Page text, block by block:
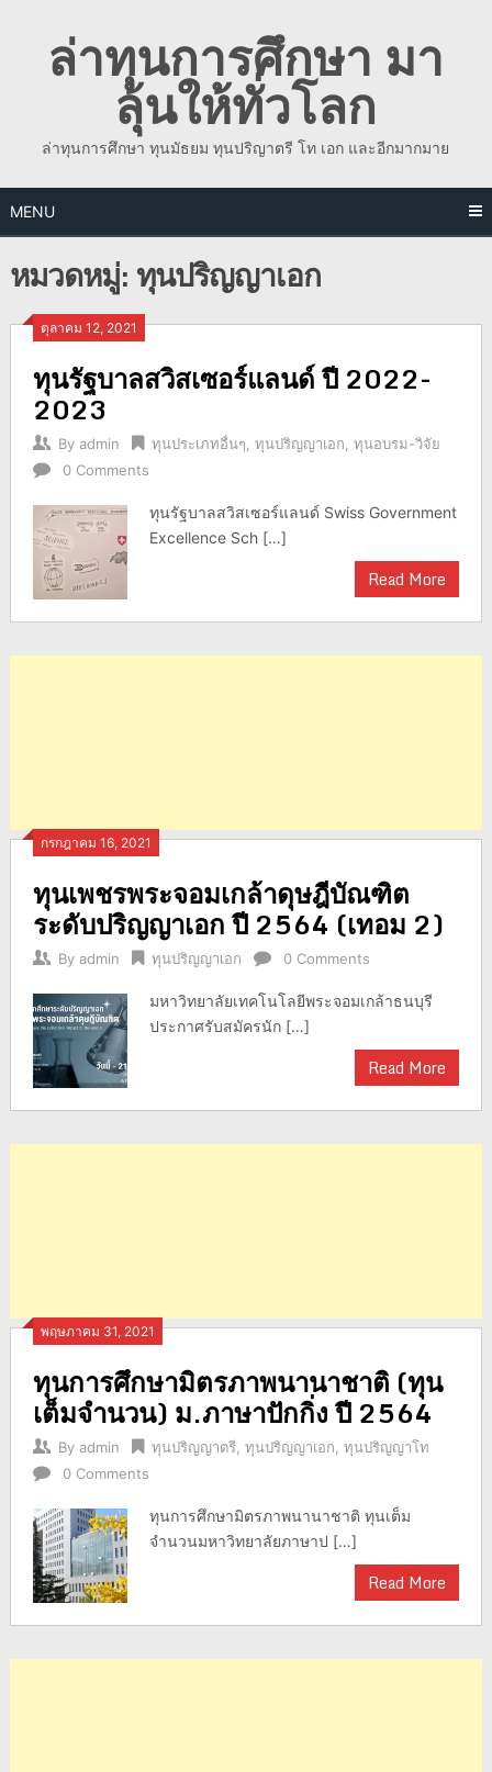
contentล่าทุนการศึกษา มา
ลุ้นให้ทั่วโลก
ล่าทุนการศึกษา ทุนมัธยม ทุนปริญาตรี โท เอก และอีกมากมาย
MENU
หมวดหมู่:ทุนปริญญาเอก
ตุลาคม 12, 2021
ทุนรัฐบาลสวิสเซอร์แลนด์ ปี 2022-
2023
By admin ทุนประเภทอื่นๆ ทุนปริญญาเอก ทุนอบรม-วิจัย
0 Comments
ทุนรัฐบาลสวิสเซอร์แลนด์ Swiss Government
Excellence Sch […]
Read More
กรกฎาคม 16, 2021
ทุนเพชรพระจอมเกล้าดุษฎีบัณฑิต
ระดับปริญญาเอก ปี 2564 (เทอม 2)
By admin ทุนปริญญาเอก 0 Comments
มหาวิทยาลัยเทคโนโลยีพระจอมเกล้าธนบุรี
ประกาศรับสมัครนัก […]
Read More
พฤษภาคม 31, 2021
ทุนการศึกษามิตรภาพนานาชาติ (ทุน
เต็มจำนวน) ม.ภาษาปักกิ่ง ปี 2564
By admin ทุนปริญญาตรี, ทุนปริญญาเอก, ทุนปริญญาโท
0 Comments
ทุนการศึกษามิตรภาพนานาชาติ ทุนเต็ม
จำนวนมหาวิทยาลัยภาษาป […]
Read More